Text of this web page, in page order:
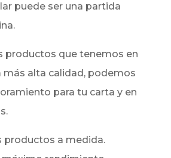
puede ser una partida
productos que tenemos en
más alta calidad, podemos
para tu carta y en
productos a medida.